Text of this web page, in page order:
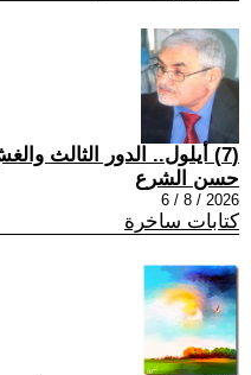
(7) أيلول.. الدور الثالث والغش العلني
حسن الشرع
2026 / 8 / 6
كتابات ساخرة